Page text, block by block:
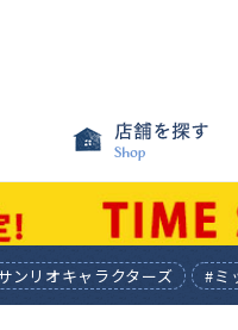
ンリオキャラクターズ #ミ